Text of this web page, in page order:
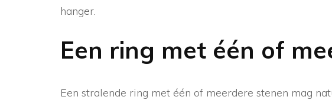
hanger.
Een ring met één of
Een stralende ring met één of meerdere stenen mag